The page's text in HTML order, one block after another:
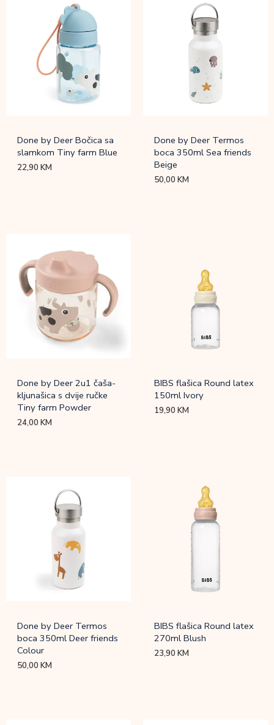
Done by Deer Bočica sa
slamkom Tiny farm Blue
22,90KM
Done by Deer Termos
boca 350ml Sea friends
Beige
50,00KM
Done by Deer 2u1 čaša-
kljunašica s dvije ručke
Tiny farm Powder
24,00KM
BIBS flašica Round latex
150ml Ivory
19,90KM
Done by Deer Termos
boca 350ml Deer friends
Colour
50,00KM
BIBS flašica Round latex
270ml Blush
23,90KM